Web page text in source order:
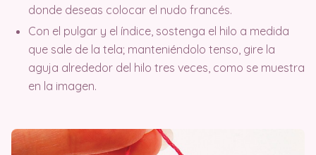
donde deseas colocar el nudo francés.
Con el pulgar y el índice, sostenga el hilo a medida
que sale de la tela; manteniéndolo tenso, gire la
aguja alrededor del hilo tres veces, como se muestra
en la imagen.